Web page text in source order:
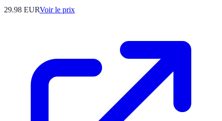
29.98 EURVoir le prix